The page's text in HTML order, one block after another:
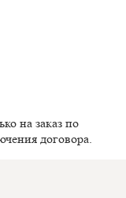
на заказ по
договора.